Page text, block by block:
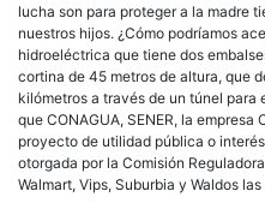
lucha son para proteger a la madre
nuestros hijos. ¿Cómo podríamos
hidroeléctrica que tiene dos
cortina de 45 metros de altura, que
kilómetros a través de un túnel para
que CONAGUA, SENER, la empresa
proyecto de utilidad pública o
otorgada por la Comisión
Walmart, Vips, Suburbia y Waldos